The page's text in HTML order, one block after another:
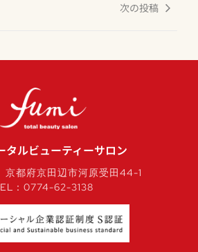
次の投稿
タルビューティーサロン
京都府京田辺市河原受田44-1
：0774-62-3138